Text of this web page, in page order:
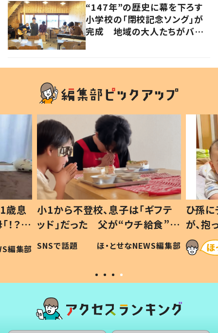
“147年”の歴史に幕を下ろす
小学校の「閉校記念ソング」が
完成 地域の大人たちがバン
歳息
？」
編集部
小1から不登校、息子は「ギフテ
ッド」だった 父が“ウチ給食”を
作り続ける理由とは #令和の親
#令和の子
SNSで話題 ほ・とせなNEWS編集部
ひ孫
が、
「涙が
い」